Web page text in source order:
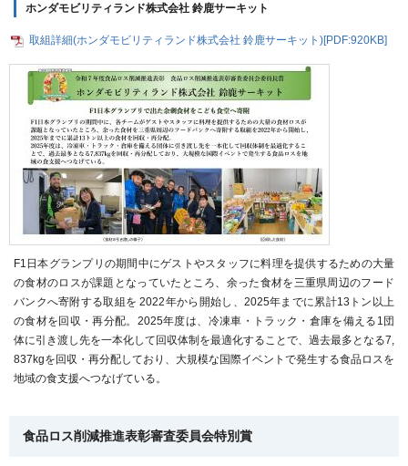
ホンダモビリティランド株式会社 鈴鹿サーキット
取組詳細(ホンダモビリティランド株式会社 鈴鹿サーキット)[PDF:920KB]
F1日本グランプリの期間中にゲストやスタッフに料理を提供するための大量
の食材のロスが課題となっていたところ、余った食材を三重県周辺のフード
バンクへ寄附する取組を 2022年から開始し、2025年までに累計13トン以上
の食材を回収・再分配。2025年度は、冷凍車・トラック・倉庫を備える1団
体に引き渡し先を一本化して回収体制を最適化することで、過去最多となる7,
837kgを回収・再分配しており、大規模な国際イベントで発生する食品ロスを
地域の食支援へつなげている。
食品ロス削減推進表彰審査委員会特別賞